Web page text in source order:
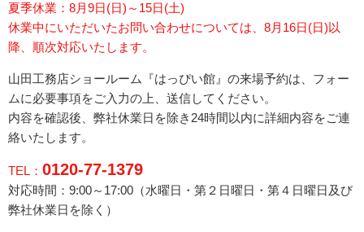
夏季休業：8月9日(日)～15日(土)
休業中にいただいたお問い合わせについては、8月16日(日)以
降、順次対応いたします。
山田工務店ショールーム『はっぴい館』の来場予約は、フォー
ムに必要事項をご入力の上、送信してください。
内容を確認後、弊社休業日を除き24時間以内に詳細内容をご連
絡いたします。
TEL： 0120-77-1379
対応時間：9:00～17:00（水曜日・ 第２日曜日・第４日曜日 及び
弊社休業日を除く）